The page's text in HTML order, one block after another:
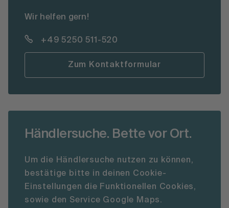
Wir helfen gern!
+49 5250 511-520
Zum Kontaktformular
Händlersuche. Bette vor Ort.
Um die Händlersuche nutzen zu können,
bestätige bitte in deinen Cookie-
Einstellungen die Funktionellen Cookies,
sowie den Service Google Maps.